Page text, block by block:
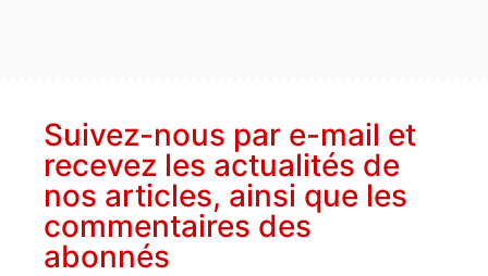
Suivez-nous par e-mail et
recevez les actualités de
nos articles, ainsi que les
commentaires des
abonnés